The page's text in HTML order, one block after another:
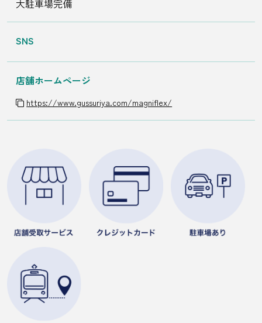
大駐車場完備
SNS
店舗ホームページ
https://www.gussuriya.com/magniflex/